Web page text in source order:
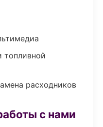
топливной
расходников
с нами